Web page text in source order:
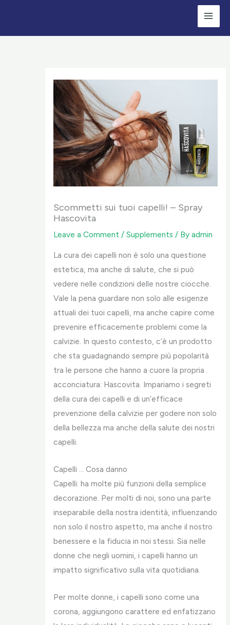
content
Scommetti sui tuoi capelli! – Spray
Hascovita
Leave a Comment / Supplements / By admin
La cura dei capelli non è solo una questione
estetica, ma anche di salute, che si può
vedere nelle condizioni delle nostre ciocche.
Vale la pena guardare non solo alle esigenze
attuali dei tuoi capelli, ma anche capire come
prevenire efficacemente problemi come la
calvizie. In questo contesto, c’è un prodotto
che sta guadagnando sempre più popolarità
tra le persone che hanno a cuore la propria
acconciatura: Hascovita. Impariamo i segreti
della cura dei capelli e di un’efficace
prevenzione della calvizie per godere non solo
della bellezza ma anche della salute dei nostri
capelli.
Capelli … Cosa danno
Capelli: ha molte più funzioni della semplice
decorazione. Per molti di noi, sono una parte
inseparabile della nostra identità, influenzando
non solo il nostro aspetto, ma anche il nostro
benessere e la fiducia in noi stessi. Sia nelle
donne che negli uomini, i capelli hanno un
impatto significativo sulla vita quotidiana.
Per molte donne, i capelli sono come una
corona, aggiungono carattere ed enfatizzano